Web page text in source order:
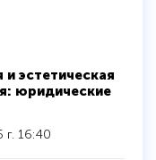
эстетическая
юридические
г. 16:40